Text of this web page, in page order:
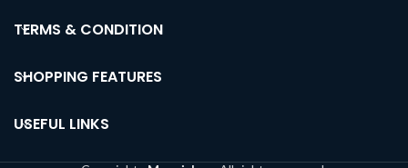
TERMS & CONDITION
SHOPPING FEATURES
USEFUL LINKS